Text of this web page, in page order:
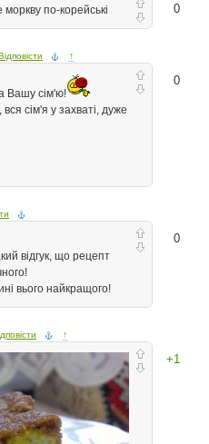
0
по-корейські
↑
0
Вашу сім'ю!
сім'я у захваті, дуже
0
відгук, що рецепт
вього найкращого!
↑
+1